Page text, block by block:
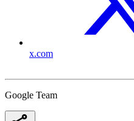
x.com
Google Team